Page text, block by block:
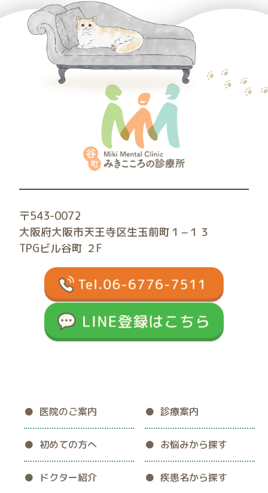
〒543-0072
大阪府大阪市天王寺区生玉前町１−１３
TPGビル谷町 ２F
医院のご案内
初めての方へ
ドクター紹介
診療案内
お悩みから探す
疾患名から探す